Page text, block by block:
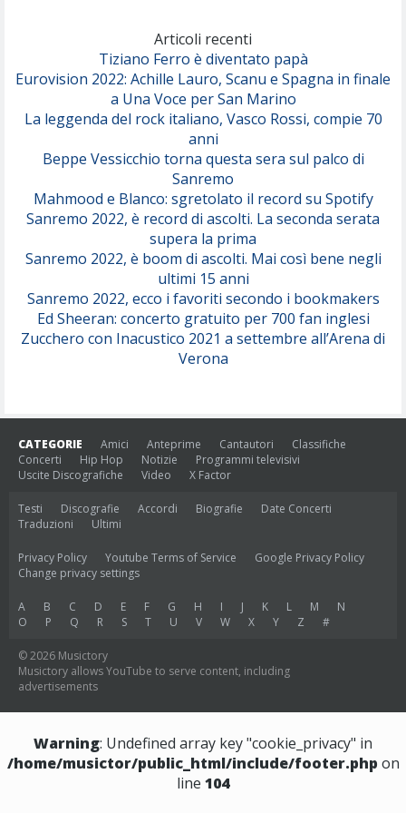
Serenamente
Articoli recenti
Tiziano Ferro è diventato papà
Eurovision 2022: Achille Lauro, Scanu e Spagna in finale
a Una Voce per San Marino
La leggenda del rock italiano, Vasco Rossi, compie 70
anni
Beppe Vessicchio torna questa sera sul palco di
Sanremo
Mahmood e Blanco: sgretolato il record su Spotify
Sanremo 2022, è record di ascolti. La seconda serata
supera la prima
Sanremo 2022, è boom di ascolti. Mai così bene negli
ultimi 15 anni
Sanremo 2022, ecco i favoriti secondo i bookmakers
Ed Sheeran: concerto gratuito per 700 fan inglesi
Zucchero con Inacustico 2021 a settembre all’Arena di
Verona
CATEGORIE Amici Anteprime Cantautori
Classifiche
Concerti
Hip Hop Notizie
Programmi televisivi
Uscite Discografiche
Video X Factor
Testi Discografie Accordi Biografie
Date Concerti
Traduzioni
Ultimi
Privacy Policy Youtube Terms of Service
Google Privacy Policy
Change privacy settings
A B C D E F G H I J K L M
N
O
P Q R S T U V W X Y Z #
© 2026 Musictory
Musictory allows YouTube to serve content, including
advertisements
Warning: Undefined array key "cookie_privacy" in
/home/musictor/public_html/include/footer.php on
line 104